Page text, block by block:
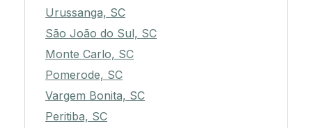
Urussanga, SC
São João do Sul, SC
Monte Carlo, SC
Pomerode, SC
Vargem Bonita, SC
Peritiba, SC